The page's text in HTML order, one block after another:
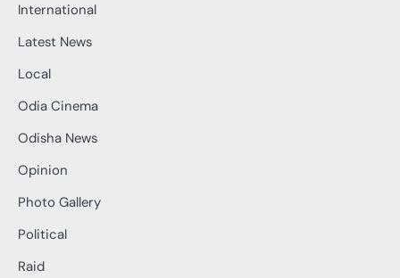
International
Latest News
Local
Odia Cinema
Odisha News
Opinion
Photo Gallery
Political
Raid